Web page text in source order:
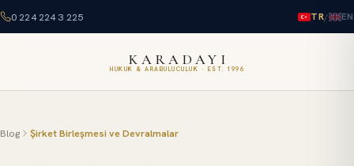
0 224 224 3 225 TR/ EN
KARADAYI
HUKUK & ARABULUCULUK · EST. 1996
Blog Şirket Birleşmesi ve Devralmalar